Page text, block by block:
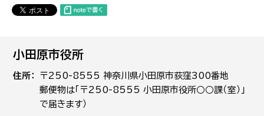
小田原市役所
住所
〒250-8555 神奈川県小田原市荻窪300番地
郵便物は「〒250-8555 小田原市役所○○課（室）」
で届きます）